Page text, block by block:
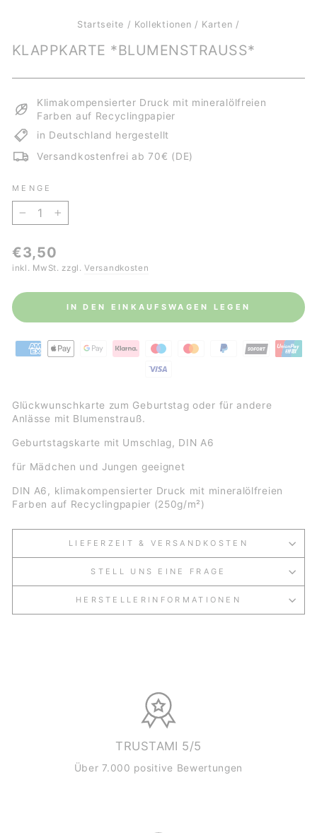
Startseite / Kollektionen / Karten /
KLAPPKARTE *BLUMENSTRAUSS*
Klimakompensierter Druck mit mineralölfreien
Farben auf Recyclingpapier
in Deutschland hergestellt
Versandkostenfrei ab 70€ (DE)
MENGE
Normaler
Preis
€3,50
inkl. MwSt. zzgl.Versandkosten
IN DEN EINKAUFSWAGEN LEGEN
Glückwunschkarte zum Geburtstag oder für andere
Anlässe mit Blumenstrauß.
Geburtstagskarte mit Umschlag, DIN A6
für Mädchen und Jungen geeignet
DIN A6, klimakompensierter Druck mit mineralölfreien
Farben auf Recyclingpapier (250g/m²)
LIEFERZEIT & VERSANDKOSTEN
STELL UNS EINE FRAGE
HERSTELLERINFORMATIONEN
TRUSTAMI 5/5
Über 7.000 positive Bewertungen